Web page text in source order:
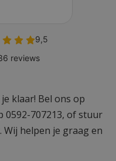
klaar! Bel ons op
0592-707213, of stuur
helpen je graag en